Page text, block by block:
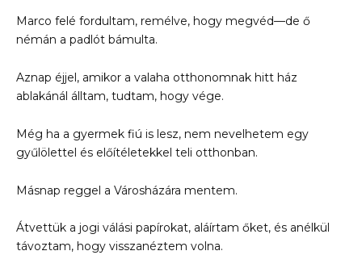
Marco felé fordultam, remélve, hogy megvéd—de ő
némán a padlót bámulta.
Aznap éjjel, amikor a valaha otthonomnak hitt ház
ablakánál álltam, tudtam, hogy vége.
Még ha a gyermek fiú is lesz, nem nevelhetem egy
gyűlölettel és előítéletekkel teli otthonban.
Másnap reggel a Városházára mentem.
Átvettük a jogi válási papírokat, aláírtam őket, és anélkül
távoztam, hogy visszanéztem volna.